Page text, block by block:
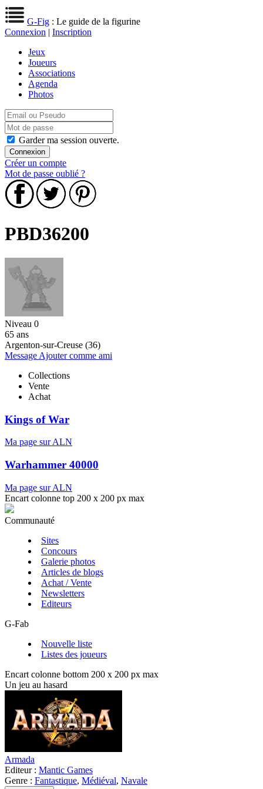
G-Fig : Le guide de la figurine
Connexion | Inscription
Jeux
Joueurs
Associations
Agenda
Photos
Garder ma session ouverte.
Créer un compte
Mot de passe oublié ?
PBD36200
Niveau 0
65 ans
Argenton-sur-Creuse (36)
Message Ajouter comme ami
Collections
Vente
Achat
Kings of War
Ma page sur ALN
Warhammer 40000
Ma page sur ALN
Encart colonne top 200 x 200 px max
Communauté
Sites
Concours
Galerie photos
Articles de blogs
Achat / Vente
Newsletters
Editeurs
G-Fab
Nouvelle liste
Listes des joueurs
Encart colonne bottom 200 x 200 px max
Un jeu au hasard
Armada
Editeur : Mantic Games
Genre : Fantastique, Médiéval, Navale